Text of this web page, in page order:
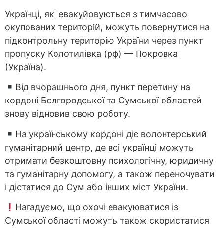
Українці, які евакуйовуються з тимчасово
окупованих територій, можуть повернутися на
підконтрольну територію України через пункт
пропуску Колотилівка (рф) — Покровка
(Україна).
Від вчорашнього дня, пункт перетину на
кордоні Бєлгородської та Сумської областей
знову відновив свою роботу.
На українському кордоні діє волонтерський
гуманітарний центр, де всі українці можуть
отримати безкоштовну психологічну, юридичну
та гуманітарну допомогу, а також переночувати
і дістатися до Сум або інших міст України.
Нагадуємо, що охочі евакуюватися із
Сумської області можуть також скористатися